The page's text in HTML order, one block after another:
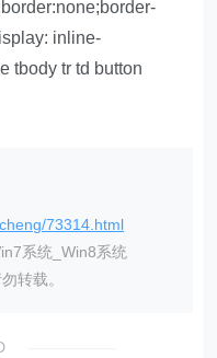
inline-
tbody tr td button
73314.html
系统_Win8系统
转载。